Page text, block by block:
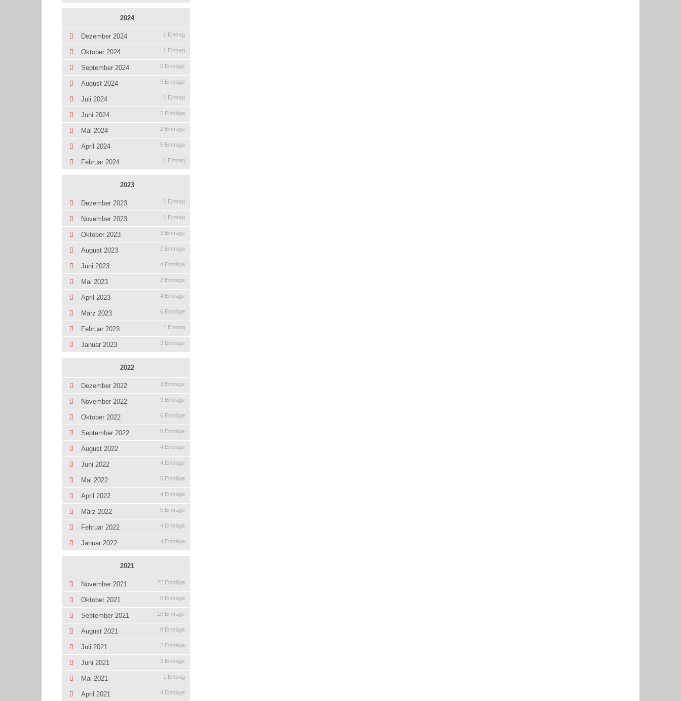
2024
Dezember 2024 1 Eintrag
Oktober 2024 1 Eintrag
September 2024 2 Einträge
August 2024 3 Einträge
Juli 2024 1 Eintrag
Juni 2024 2 Einträge
Mai 2024 2 Einträge
April 2024 5 Einträge
Februar 2024 1 Eintrag
2023
Dezember 2023 1 Eintrag
November 2023 1 Eintrag
Oktober 2023 3 Einträge
August 2023 2 Einträge
Juni 2023 4 Einträge
Mai 2023 2 Einträge
April 2023 4 Einträge
März 2023 6 Einträge
Februar 2023 1 Eintrag
Januar 2023 3 Einträge
2022
Dezember 2022 3 Einträge
November 2022 9 Einträge
Oktober 2022 6 Einträge
September 2022 8 Einträge
August 2022 4 Einträge
Juni 2022 4 Einträge
Mai 2022 5 Einträge
April 2022 4 Einträge
März 2022 5 Einträge
Februar 2022 4 Einträge
Januar 2022 4 Einträge
2021
November 2021 22 Einträge
Oktober 2021 8 Einträge
September 2021 10 Einträge
August 2021 8 Einträge
Juli 2021 2 Einträge
Juni 2021 3 Einträge
Mai 2021 1 Eintrag
April 2021 4 Einträge